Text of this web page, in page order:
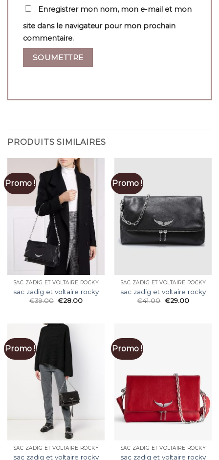
Enregistrer mon nom, mon e-mail et mon
site dans le navigateur pour mon prochain
commentaire.
PRODUITS SIMILAIRES
Promo !
SAC ZADIG ET VOLTAIRE ROCKY
sac zadig et voltaire rocky
€39.00 €28.00
Promo !
SAC ZADIG ET VOLTAIRE ROCKY
sac zadig et voltaire rocky
€41.00 €29.00
Promo !
SAC ZADIG ET VOLTAIRE ROCKY
sac zadig et voltaire rocky
Promo !
SAC ZADIG ET VOLTAIRE ROCKY
sac zadig et voltaire rocky